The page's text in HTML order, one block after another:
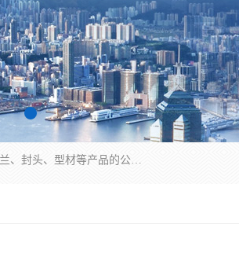
山东华钰金属材料有限公司是一家经营各种不锈钢管材、板材、圆钢、法兰、封头、型材等产品的公司；主营产品有：不锈钢管，激光切割，管件标准件，不锈钢圆钢，不锈钢人孔，不锈钢亮管，不锈钢角钢，不锈钢加工，不锈钢管子，不锈钢工业方管，不锈钢封头，不锈钢法兰，不锈钢阀门，不锈钢槽钢，不锈钢扁钢，不锈钢板等；可为客户制作各种规格的型材及不锈钢配件、非标准件及各种容器具等，能满足客户的不同采购要求。